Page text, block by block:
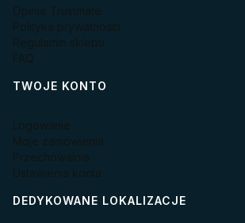
Opinie Trustmate
Polityka prywatności
Regulamin sklepu
FAQ
TWOJE KONTO
Logowanie
Moje zamówienia
Przechowalnia
Ustawienia konta
DEDYKOWANE LOKALIZACJE